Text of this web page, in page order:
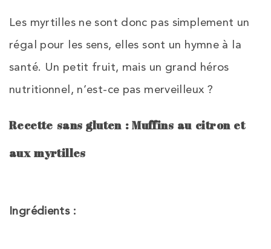
Les myrtilles ne sont donc pas simplement un
régal pour les sens, elles sont un hymne à la
santé. Un petit fruit, mais un grand héros
nutritionnel, n’est-ce pas merveilleux ?
Recette sans gluten : Muffins au citron et
aux myrtilles
Ingrédients :